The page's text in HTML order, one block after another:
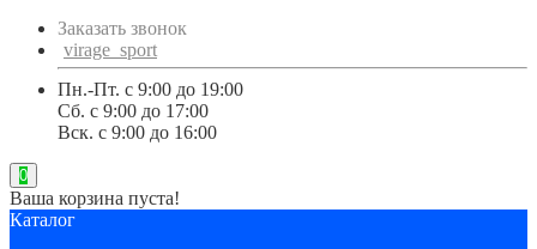
Заказать звонок
virage_sport
Пн.-Пт. с 9:00 до 19:00
Сб. с 9:00 до 17:00
Вск. с 9:00 до 16:00
0
Ваша корзина пуста!
Каталог